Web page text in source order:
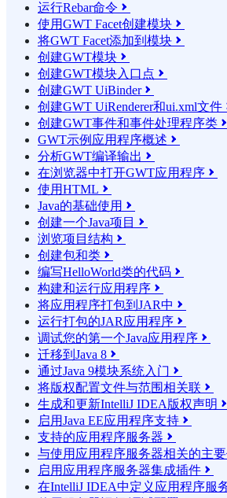
运行Rebar命令 
使用GWT Facet创建模块 
将GWT Facet添加到模块 
创建GWT模块 
创建GWT模块入口点 
创建GWT UiBinder
创建GWT UiRenderer和ui.xml文件
创建GWT事件和事件处理程序类 
GWT示例应用程序概述 
分析GWT编译输出 
在浏览器中打开GWT应用程序 
使用HTML 
Java的基础使用 
创建一个Java项目 
浏览项目结构 
创建包和类 
编写HelloWorld类的代码 
构建和运行应用程序 
将应用程序打包到JAR中 
运行打包的JAR应用程序 
调试您的第一个Java应用程序 
迁移到Java 8 
通过Java 9模块系统入门 
将版权配置文件与范围相关联 
生成和更新IntelliJ IDEA版权声明 
启用Java EE应用程序支持 
支持的应用程序服务器 
与使用应用程序服务器相关的主
启用应用程序服务器集成插件 
在IntelliJ IDEA中定义应用程序服